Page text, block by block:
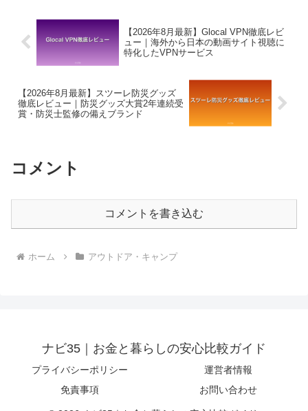
【2026年8月最新】Glocal VPN徹底レビ
ュー｜海外から日本の動画サイト視聴に
特化したVPNサービス
【2026年8月最新】スツーレ防災グッズ
徹底レビュー｜防災グッズ大賞2年連続受
賞・防災士監修の備えブランド
コメント
コメントを書き込む
ホーム アウトドア・キャンプ
ナビ35｜お金と暮らしの安心比較ガイド
プライバシーポリシー
運営者情報
免責事項
お問い合わせ